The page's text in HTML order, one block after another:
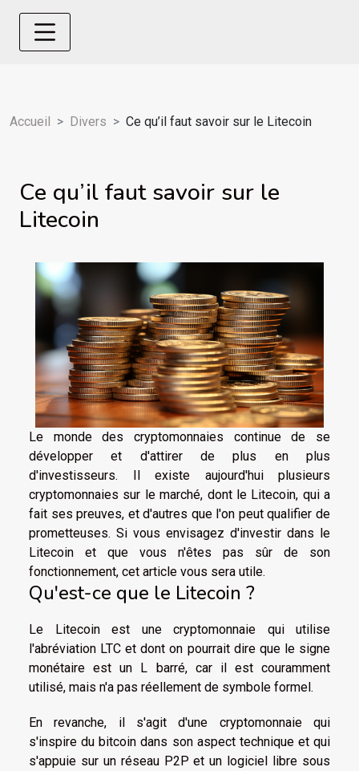
Accueil Divers Ce qu’il faut savoir sur le Litecoin
Ce qu’il faut savoir sur le
Litecoin
Le monde des cryptomonnaies continue de se
développer et d'attirer de plus en plus
d'investisseurs. Il existe aujourd'hui plusieurs
cryptomonnaies sur le marché, dont le Litecoin, qui a
fait ses preuves, et d'autres que l'on peut qualifier de
prometteuses. Si vous envisagez d'investir dans le
Litecoin et que vous n'êtes pas sûr de son
fonctionnement, cet article vous sera utile.
Qu'est-ce que le Litecoin ?
Le Litecoin est une cryptomonnaie qui utilise
l'abréviation LTC et dont on pourrait dire que le signe
monétaire est un L barré, car il est couramment
utilisé, mais n'a pas réellement de symbole formel.
En revanche, il s'agit d'une cryptomonnaie qui
s'inspire du bitcoin dans son aspect technique et qui
s'appuie sur un réseau P2P et un logiciel libre sous